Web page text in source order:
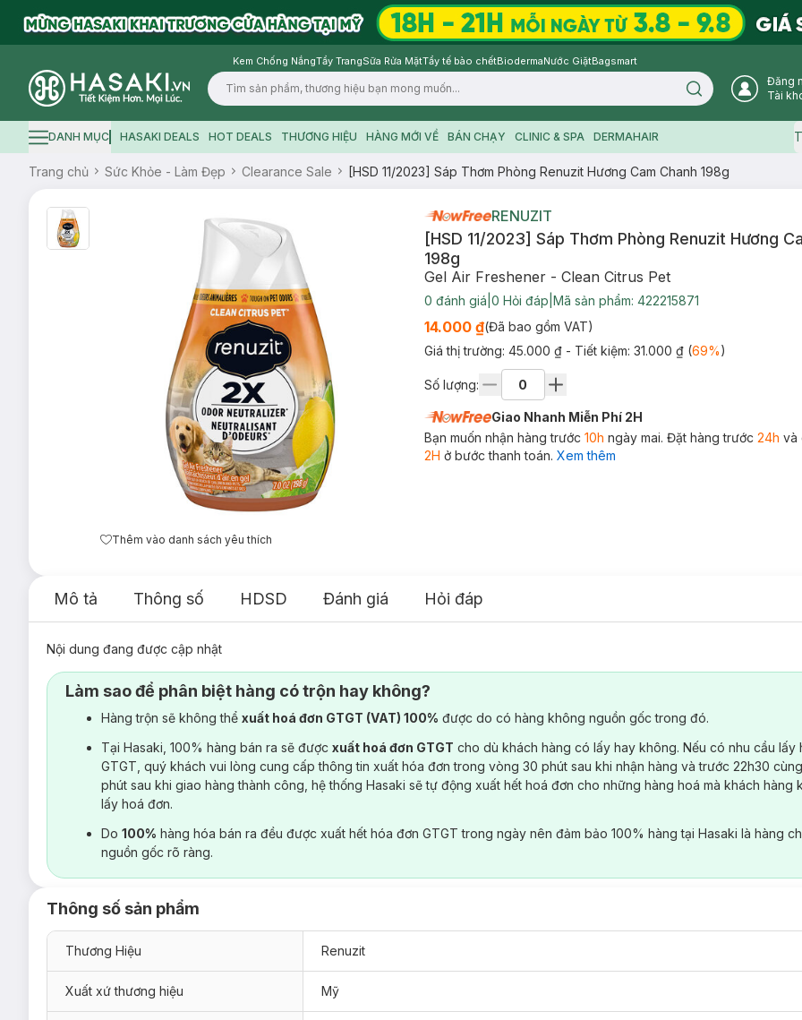
Kem Chống NắngTẩy TrangSữa Rửa MặtTẩy tế bào chếtBiodermaNước GiặtBagsmart
Logo
Search icon
Đăng
Tài
Hamburger icon
DANH MỤC HASAKI DEALS HOT DEALS THƯƠNG HIỆU HÀNG MỚI VỀ BÁN CHẠY CLINIC & SPA DERMAHAIR
Trang chủ Sức Khỏe - Làm Đẹp Clearance Sale [HSD 11/2023] Sáp Thơm Phòng Renuzit Hương Cam Chanh 198g
Thêm vào danh sách yêu thích
RENUZIT
[HSD 11/2023] Sáp Thơm Phòng Renuzit Hương
198g
Gel Air Freshener - Clean Citrus Pet
0 đánh giá 0 Hỏi đáp Mã sản phẩm: 422215871
14.000 ₫(Đã bao gồm VAT)
Giá thị trường: 45.000 ₫ - Tiết kiệm: 31.000 ₫(69%)
Số lượng:
Giao Nhanh Miễn Phí 2H
Bạn muốn nhận hàng trước 10h ngày mai. Đặt hàng trước 24h và
2H ở bước thanh toán. Xem thêm
Mô tả Thông số HDSD Đánh giá Hỏi đáp
Nội dung đang được cập nhật
Làm sao để phân biệt hàng có trộn hay không?
Hàng trộn sẽ không thể xuất hoá đơn GTGT (VAT) 100% được do có hàng không nguồn gốc trong đó.
Tại Hasaki, 100% hàng bán ra sẽ được xuất hoá đơn GTGT cho dù khách hàng có lấy hay không. Nếu có nhu cầu lấy
GTGT, quý khách vui lòng cung cấp thông tin xuất hóa đơn trong vòng 30 phút sau khi nhận hàng và trước 22h30
phút sau khi giao hàng thành công, hệ thống Hasaki sẽ tự động xuất hết hoá đơn cho những hàng hoá mà khách hàng
lấy hoá đơn.
Do 100% hàng hóa bán ra đều được xuất hết hóa đơn GTGT trong ngày nên đảm bảo 100% hàng tại Hasaki là hàng
nguồn gốc rõ ràng.
Thông số sản phẩm
Thương Hiệu Renuzit
Xuất xứ thương hiệu Mỹ